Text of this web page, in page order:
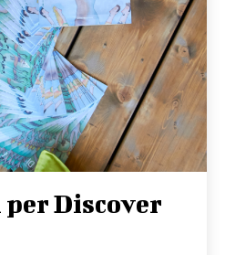
per Discover